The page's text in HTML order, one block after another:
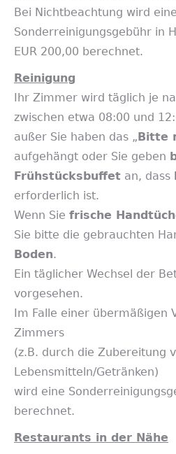
Bei Nichtbeachtung wird eine
Sonderreinigungsgebühr in
EUR 200,00 berechnet.
Reinigung
Ihr Zimmer wird täglich je
zwischen etwa 08:00 und
außer Sie haben das „Bitte
aufgehängt oder Sie geben
Frühstücksbuffet an, dass
erforderlich ist.
Wenn Sie frische
Sie bitte die gebrauchten
Boden.
Ein täglicher Wechsel der
vorgesehen.
Im Falle einer übermäßigen
Zimmers
(z.B. durch die Zubereitung
Lebensmitteln/Getränken)
wird eine
berechnet.
Restaurants in der Nähe